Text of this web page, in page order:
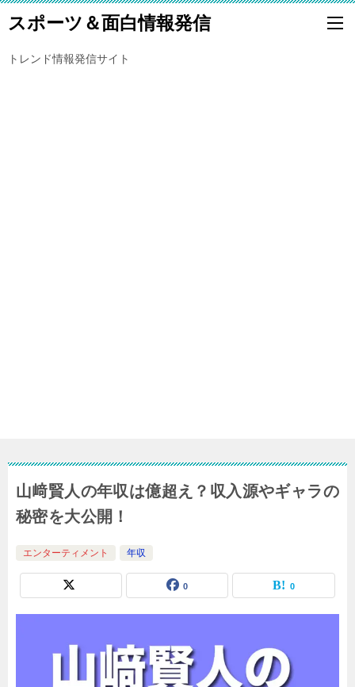
スポーツ＆面白情報発信
トレンド情報発信サイト
山﨑賢人の年収は億超え？収入源やギャラの
秘密を大公開！
エンターティメント 年収
0 0